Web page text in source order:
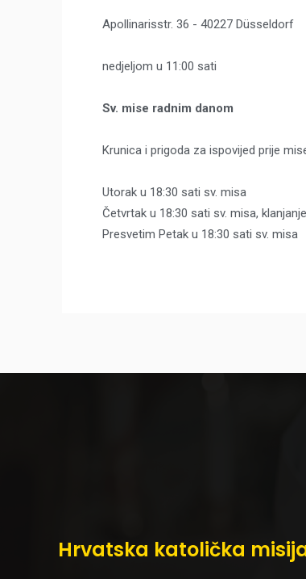
Apollinarisstr. 36 - 40227 Düsseldorf
nedjeljom u 11:00 sati
Sv. mise radnim danom
Krunica i prigoda za ispovijed prije
Utorak u 18:30 sati sv. misa
Četvrtak u 18:30 sati sv. misa,
Presvetim Petak u 18:30 sati sv. misa
Hrvatska katolička